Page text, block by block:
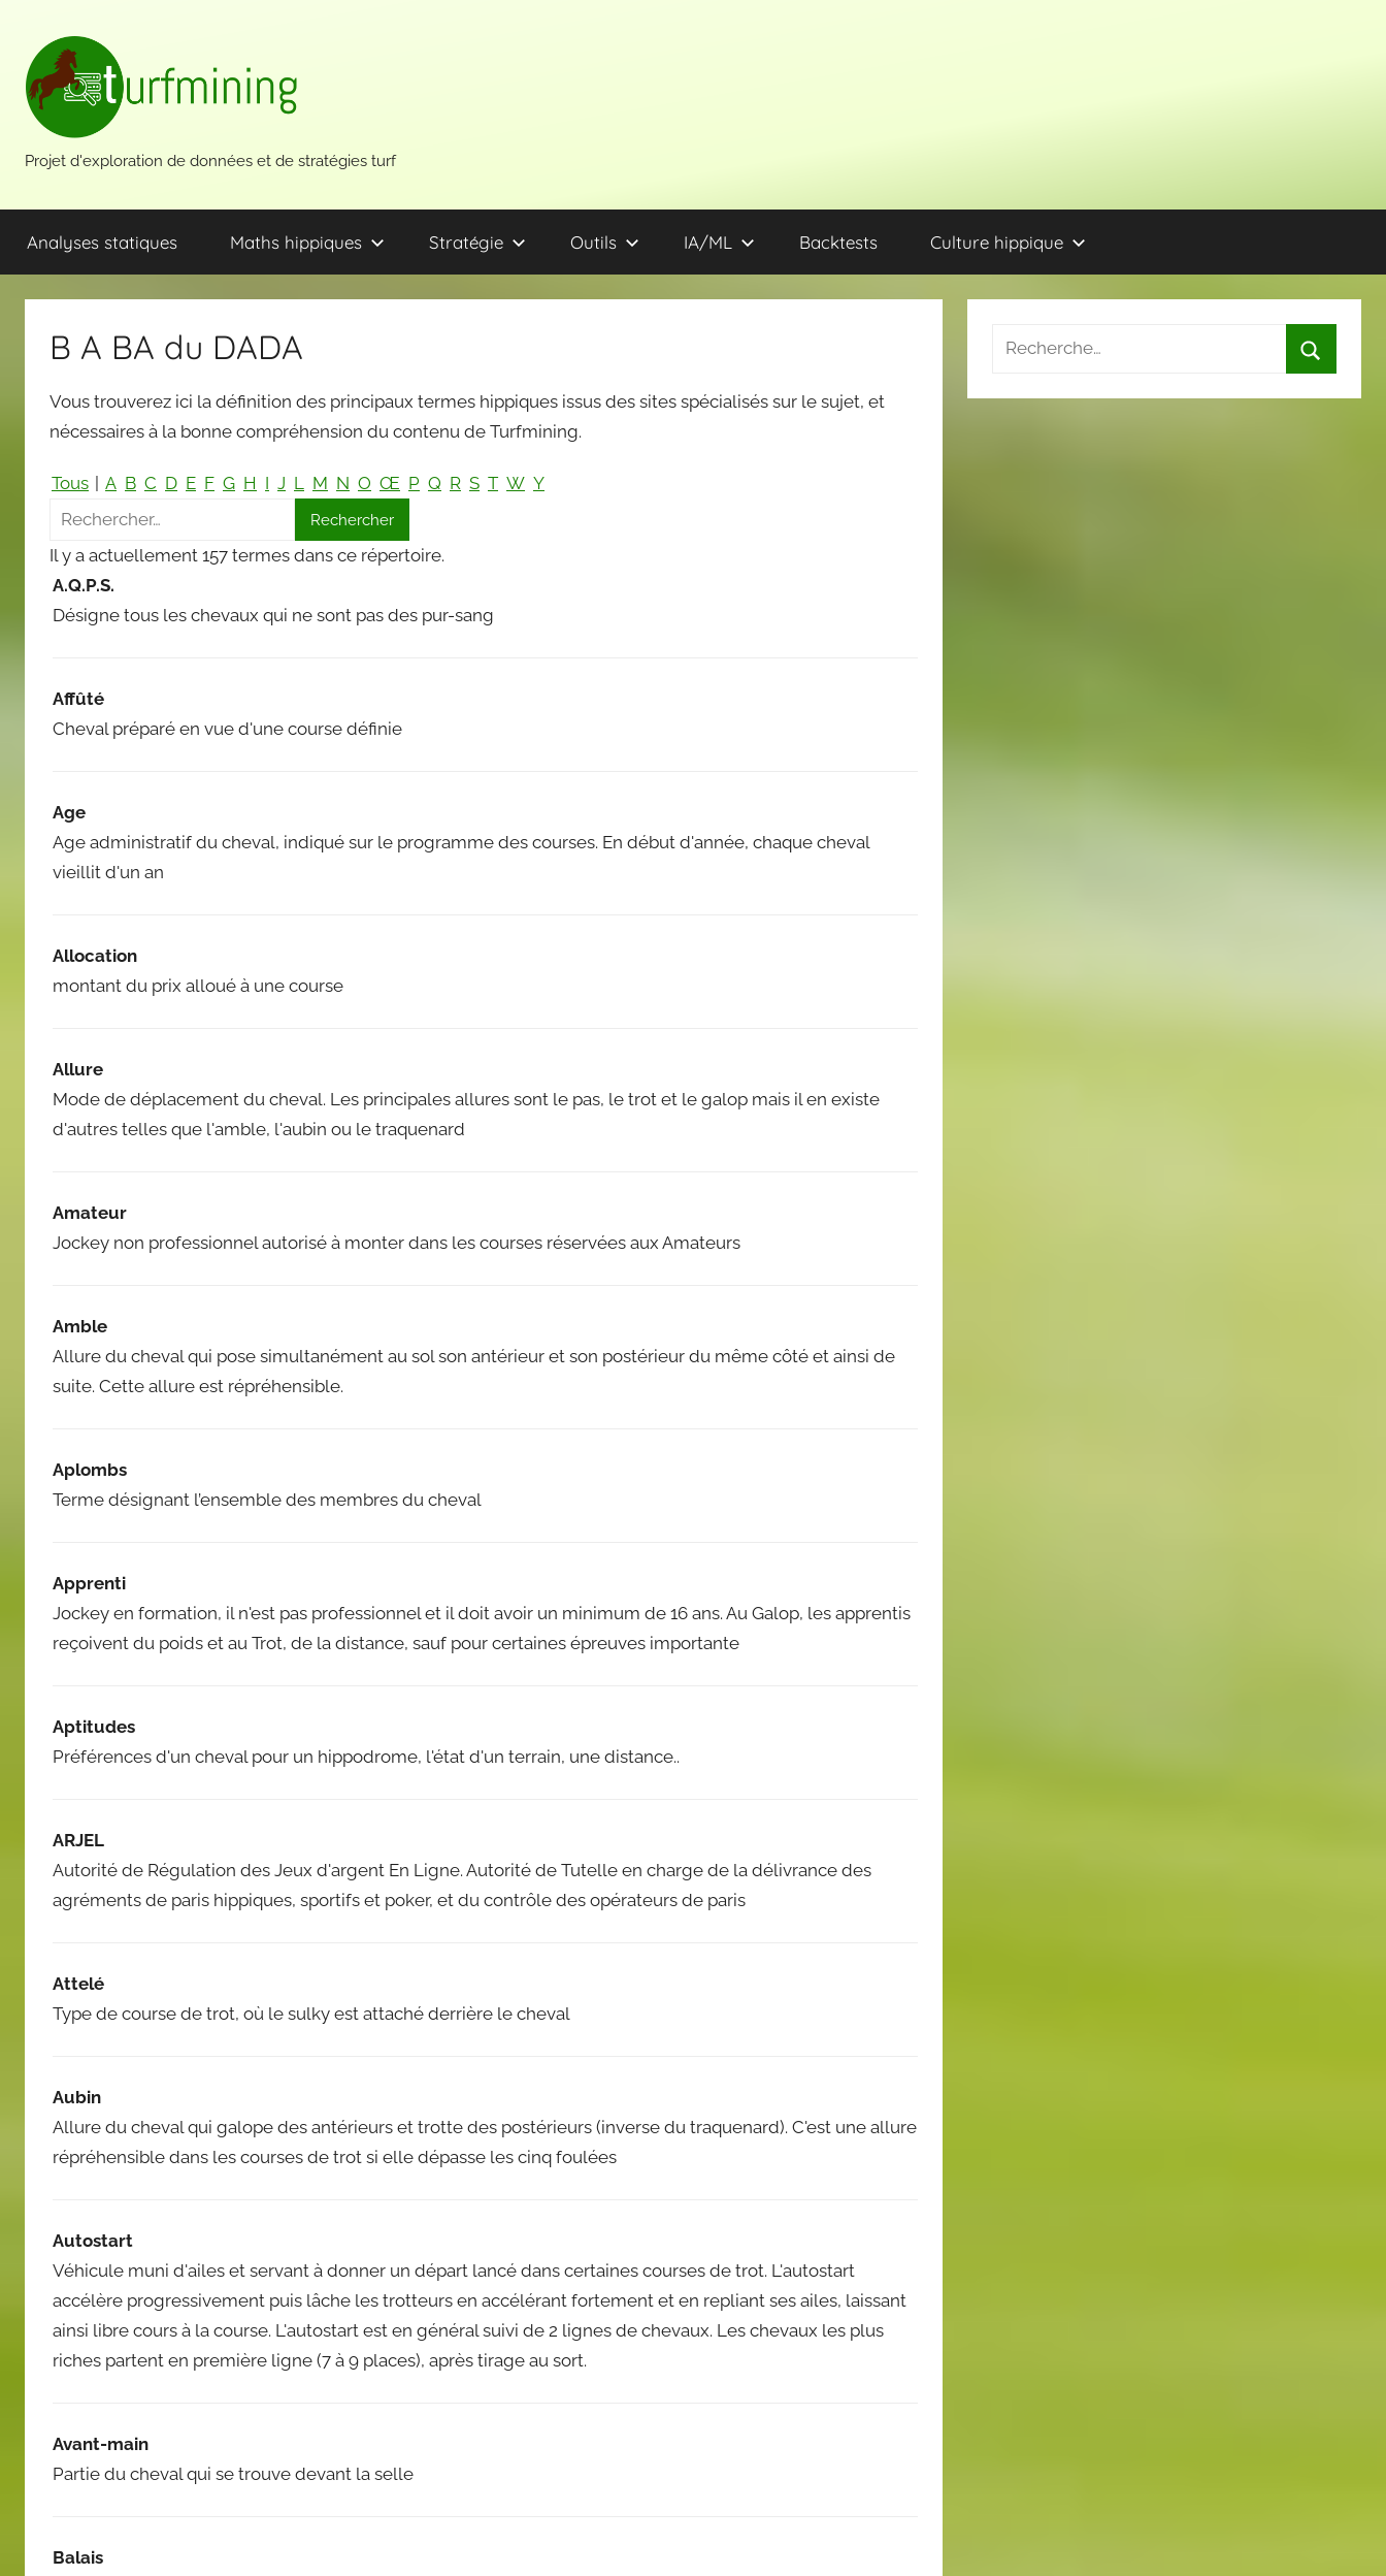
contenu
Projet d'exploration de données et de stratégies turf
Analyses statiques Maths hippiques Stratégie Outils IA/ML Backtests Culture hippique
B A BA du DADA
Vous trouverez ici la définition des principaux termes hippiques issus des sites spécialisés sur le sujet, et
nécessaires à la bonne compréhension du contenu de Turfmining.
Tous | A B C D E F G H I J L M N O Œ P Q R S T W Y
Il y a actuellement 157 termes dans ce répertoire.
A.Q.P.S.
Désigne tous les chevaux qui ne sont pas des pur-sang
Affûté
Cheval préparé en vue d'une course définie
Age
Age administratif du cheval, indiqué sur le programme des courses. En début d'année, chaque cheval
vieillit d'un an
Allocation
montant du prix alloué à une course
Allure
Mode de déplacement du cheval. Les principales allures sont le pas, le trot et le galop mais il en existe
d'autres telles que l'amble, l'aubin ou le traquenard
Amateur
Jockey non professionnel autorisé à monter dans les courses réservées aux Amateurs
Amble
Allure du cheval qui pose simultanément au sol son antérieur et son postérieur du même côté et ainsi de
suite. Cette allure est répréhensible.
Aplombs
Terme désignant l’ensemble des membres du cheval
Apprenti
Jockey en formation, il n'est pas professionnel et il doit avoir un minimum de 16 ans. Au Galop, les apprentis
reçoivent du poids et au Trot, de la distance, sauf pour certaines épreuves importante
Aptitudes
Préférences d'un cheval pour un hippodrome, l'état d'un terrain, une distance..
ARJEL
Autorité de Régulation des Jeux d'argent En Ligne. Autorité de Tutelle en charge de la délivrance des
agréments de paris hippiques, sportifs et poker, et du contrôle des opérateurs de paris
Attelé
Type de course de trot, où le sulky est attaché derrière le cheval
Aubin
Allure du cheval qui galope des antérieurs et trotte des postérieurs (inverse du traquenard). C'est une allure
répréhensible dans les courses de trot si elle dépasse les cinq foulées
Autostart
Véhicule muni d'ailes et servant à donner un départ lancé dans certaines courses de trot. L'autostart
accélère progressivement puis lâche les trotteurs en accélérant fortement et en repliant ses ailes, laissant
ainsi libre cours à la course. L'autostart est en général suivi de 2 lignes de chevaux. Les chevaux les plus
riches partent en première ligne (7 à 9 places), après tirage au sort.
Avant-main
Partie du cheval qui se trouve devant la selle
Balais